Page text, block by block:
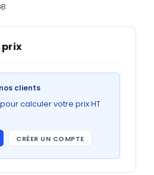
clients
calculer votre prix HT
CRÉER UN COMPTE